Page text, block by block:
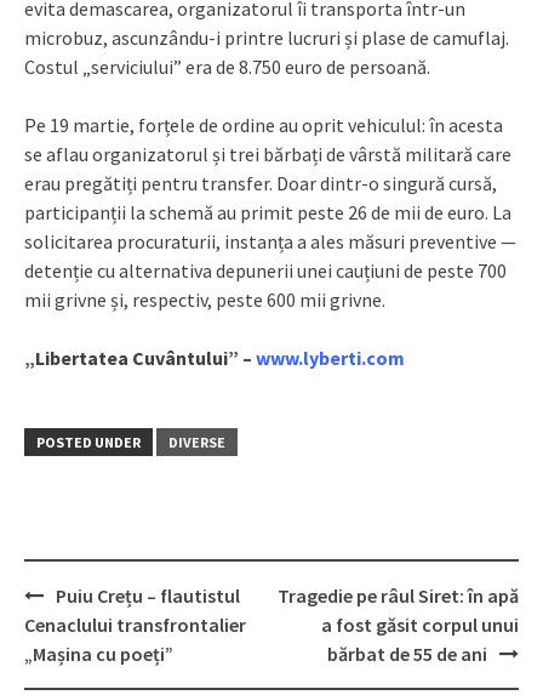
evita demascarea, organizatorul îi transporta într-un
microbuz, ascunzându-i printre lucruri și plase de camuflaj.
Costul „serviciului” era de 8.750 euro de persoană.
Pe 19 martie, forțele de ordine au oprit vehiculul: în acesta
se aflau organizatorul și trei bărbați de vârstă militară care
erau pregătiți pentru transfer. Doar dintr-o singură cursă,
participanții la schemă au primit peste 26 de mii de euro. La
solicitarea procuraturii, instanța a ales măsuri preventive —
detenție cu alternativa depunerii unei cauțiuni de peste 700
mii grivne și, respectiv, peste 600 mii grivne.
„Libertatea Cuvântului” – www.lyberti.com
POSTED UNDER DIVERSE
Post
navigation
Puiu Crețu – flautistul
Cenaclului transfrontalier
„Mașina cu poeți”
Tragedie pe râul Siret: în apă
a fost găsit corpul unui
bărbat de 55 de ani